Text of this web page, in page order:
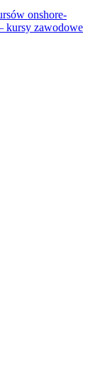
onshore-
kursy zawodowe